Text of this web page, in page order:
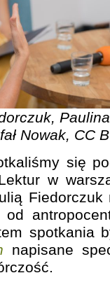
Nowak, CC
się
w
od
spotkania
napisane